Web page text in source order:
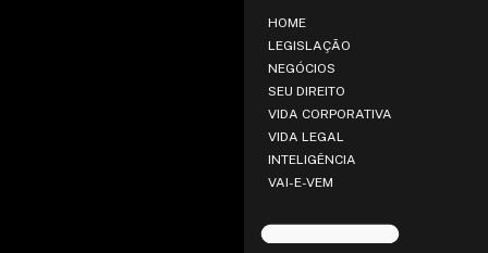
HOME
LEGISLAÇÃO
NEGÓCIOS
SEU DIREITO
VIDA CORPORATIVA
VIDA LEGAL
INTELIGÊNCIA
VAI-E-VEM